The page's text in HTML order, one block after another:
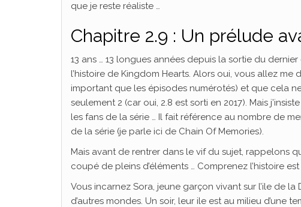
que je reste réaliste …
Chapitre 2.9 : Un prélude
13 ans … 13 longues années depuis la sortie du
l’histoire de Kingdom Hearts. Alors oui, vous allez me
important que les épisodes numérotés) et que cela
seulement 2 (car oui, 2.8 est sorti en 2017). Mais
les fans de la série … Il fait référence au nombre de
de la série (je parle ici de Chain Of Memories).
Mais avant de rentrer dans le vif du sujet, rappelons
coupé de pleins d’éléments … Comprenez l’histoire
Vous incarnez Sora, jeune garçon vivant sur l’ile de
d’autres mondes. Un soir, leur ile est au milieu